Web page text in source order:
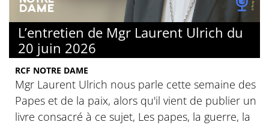
L’entretien de Mgr Laurent Ulrich du
20 juin 2026
RCF NOTRE DAME
Mgr Laurent Ulrich nous parle cette semaine des
Papes et de la paix, alors qu'il vient de publier un
livre consacré à ce sujet, Les papes, la guerre, la